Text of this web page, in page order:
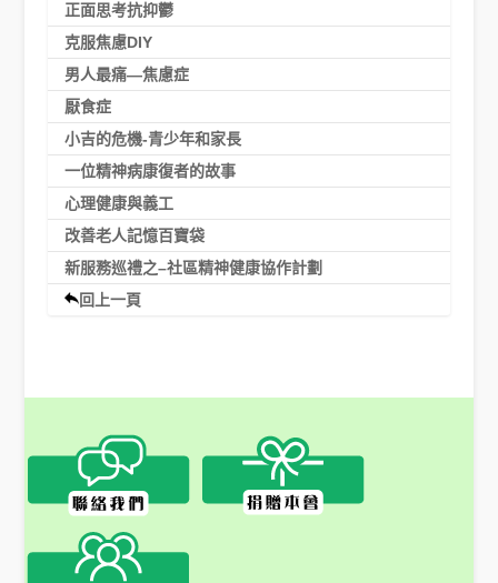
正面思考抗抑鬱
克服焦慮DIY
男人最痛—焦慮症
厭食症
小吉的危機-青少年和家長
一位精神病康復者的故事
心理健康與義工
改善老人記憶百寶袋
新服務巡禮之–社區精神健康協作計劃
回上一頁